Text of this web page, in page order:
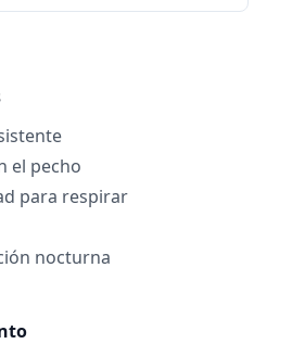
el pecho
para respirar
nocturna